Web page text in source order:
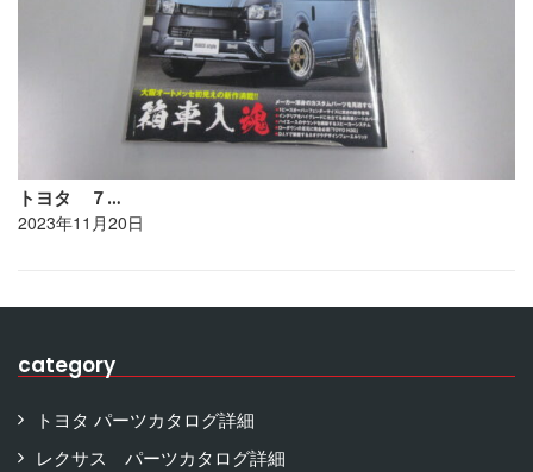
トヨタ ７…
2023年11月20日
category
トヨタ パーツカタログ詳細
レクサス パーツカタログ詳細